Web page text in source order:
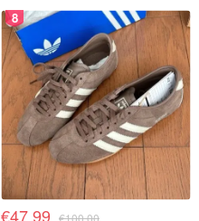
8
€47.99 €100.00